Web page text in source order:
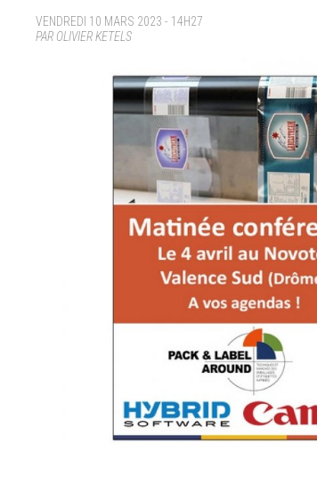
VENDREDI 10 MARS 2023 - 14H27
PAR OLIVIER KETELS